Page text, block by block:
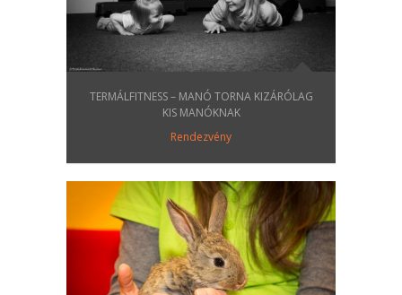
TERMÁLFITNESS – MANÓ TORNA KIZÁRÓLAG
KIS MANÓKNAK
Rendezvény